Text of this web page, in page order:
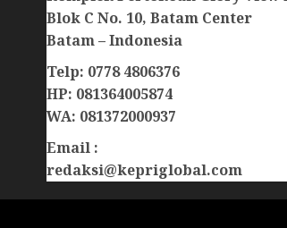
Blok C No. 10, Batam Center
Batam – Indonesia
Telp: 0778 4806376
HP: 081364005874
WA: 081372000937
Email :
redaksi@kepriglobal.com